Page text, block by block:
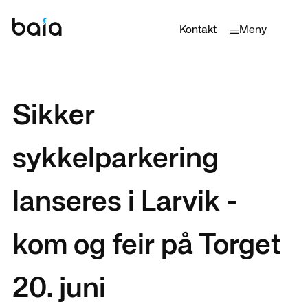
Kontakt Meny
Sikker
sykkelparkering
lanseres i Larvik -
kom og feir på Torget
20. juni